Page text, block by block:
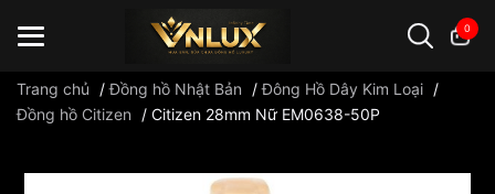
0
Trang chủ /Đồng hồ Nhật Bản /Đông Hồ Dây Kim Loại /
Đồng hồ Citizen
/ Citizen 28mm Nữ EM0638-50P